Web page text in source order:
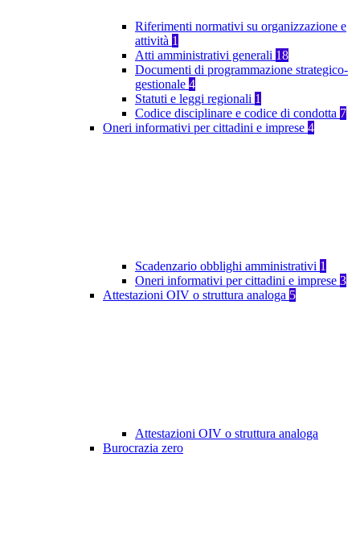
Riferimenti normativi su organizzazione e
attività 1
Atti amministrativi generali 18
Documenti di programmazione strategico-
gestionale 4
Statuti e leggi regionali 1
Codice disciplinare e codice di condotta 7
Oneri informativi per cittadini e imprese 4
Scadenzario obblighi amministrativi 1
Oneri informativi per cittadini e imprese 3
Attestazioni OIV o struttura analoga 5
Attestazioni OIV o struttura analoga
Burocrazia zero